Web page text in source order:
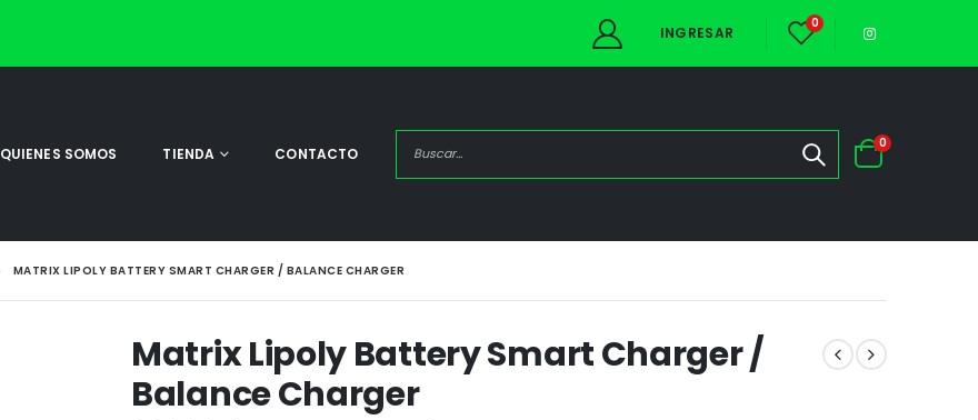
INGRESAR
0
QUIENES SOMOS TIENDA CONTACTO
0
MATRIX LIPOLY BATTERY SMART CHARGER / BALANCE CHARGER
Matrix Lipoly Battery Smart Charger /
Balance Charger